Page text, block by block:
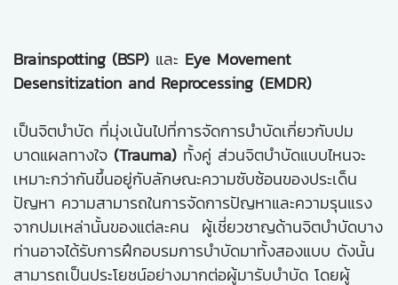
Brainspotting (BSP) และ Eye Movement
Desensitization and Reprocessing (EMDR)
เป็นจิตบำบัด ที่มุ่งเน้นไปที่การจัดการบำบัดเกี่ยวกับปม
บาดแผลทางใจ (Trauma) ทั้งคู่ ส่วนจิตบำบัดแบบไหนจะ
เหมาะกว่ากันขึ้นอยู่กับลักษณะความซับซ้อนของประเด็น
ปัญหา ความสามารถในการจัดการปัญหาและความรุนแรง
จากปมเหล่านั้นของแต่ละคน ผู้เชี่ยวชาญด้านจิตบำบัดบาง
ท่านอาจได้รับการฝึกอบรมการบำบัดมาทั้งสองแบบ ดังนั้น
สามารถเป็นประโยชน์อย่างมากต่อผู้มารับบำบัด โดยผู้